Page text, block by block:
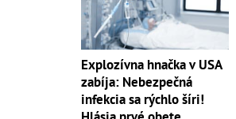
Explozívna hnačka v USA
zabíja: Nebezpečná
infekcia sa rýchlo šíri!